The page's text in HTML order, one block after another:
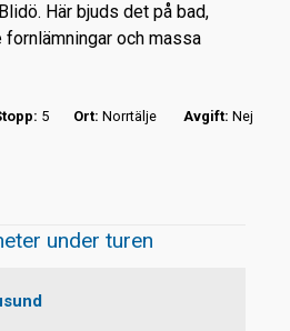
Här bjuds det på bad,
och massa
5 Ort: Norrtälje Avgift: Nej
under turen